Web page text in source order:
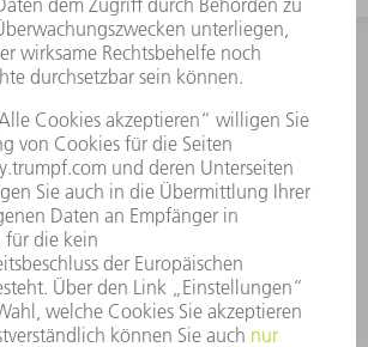
INFORMATION
Häufig gestellte Fragen
Geschäftsbedingungen
KONTAKT
After Sales
+43722160396550
Mo - Do: 08:00 -17:30 Uhr
Fr: 08:00 -16:30 Uhr
ersatzteile@at.trumpf.com